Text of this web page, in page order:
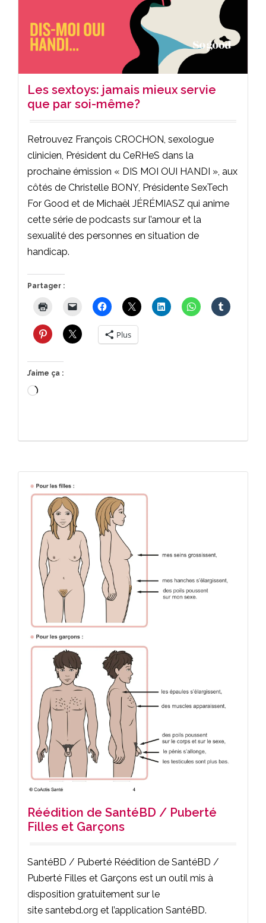
Les sextoys: jamais mieux servie
que par soi-même?
Retrouvez François CROCHON, sexologue
clinicien, Président du CeRHeS dans la
prochaine émission « DIS MOI OUI HANDI », aux
côtés de Christelle BONY, Présidente SexTech
For Good et de Michaël JÉRÉMIASZ qui anime
cette série de podcasts sur l’amour et la
sexualité des personnes en situation de
handicap.
Partager :
Plus
J’aime ça :
Chargement…
Réédition de SantéBD / Puberté
Filles et Garçons
SantéBD / Puberté Réédition de SantéBD /
Puberté Filles et Garçons est un outil mis à
disposition gratuitement sur le
site santebd.org et l’application SantéBD.